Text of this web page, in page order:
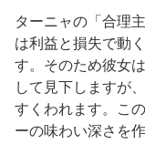
ターニャの「合理
は利益と損失で動
す。そのため彼女
して見下しますが
すくわれます。こ
ーの味わい深さを